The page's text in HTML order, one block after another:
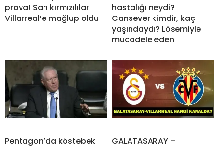
prova! Sarı kırmızılılar
Villarreal’e mağlup oldu
hastalığı neydi?
Cansever kimdir, kaç
yaşındaydı? Lösemiyle
mücadele eden
Pentagon’da köstebek
GALATASARAY –